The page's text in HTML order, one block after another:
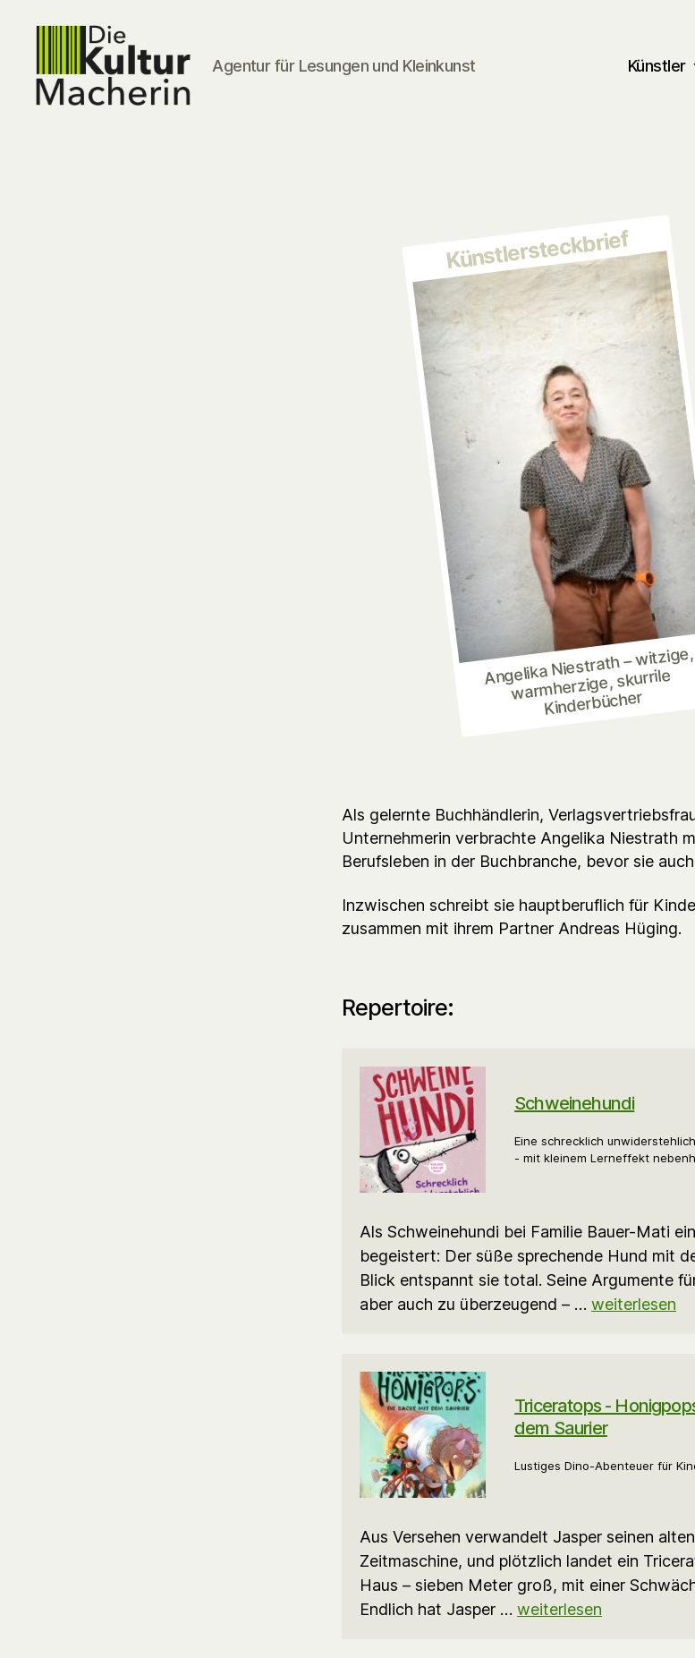
Agentur für Lesungen und Kleinkunst Künstler
Künstlersteckbrief
Angelika Niestrath – witzige,
warmherzige, skurrile
Kinderbücher
Als gelernte Buchhändlerin,
Unternehmerin verbrachte Angelika Niestrath
Berufsleben in der Buchbranche, bevor sie
Inzwischen schreibt sie hauptberuflich für
zusammen mit ihrem Partner Andreas Hüging.
Repertoire:
Schweinehundi
Eine schrecklich
- mit kleinem Lerneffekt
Als Schweinehundi bei Familie Bauer-Mati
begeistert: Der süße sprechende Hund mit
Blick entspannt sie total. Seine Argumente
aber auch zu überzeugend – … weiterlesen
Triceratops -
dem Saurier
Lustiges Dino-Abenteuer für
Aus Versehen verwandelt Jasper seinen
Zeitmaschine, und plötzlich landet ein
Haus – sieben Meter groß, mit einer
Endlich hat Jasper … weiterlesen